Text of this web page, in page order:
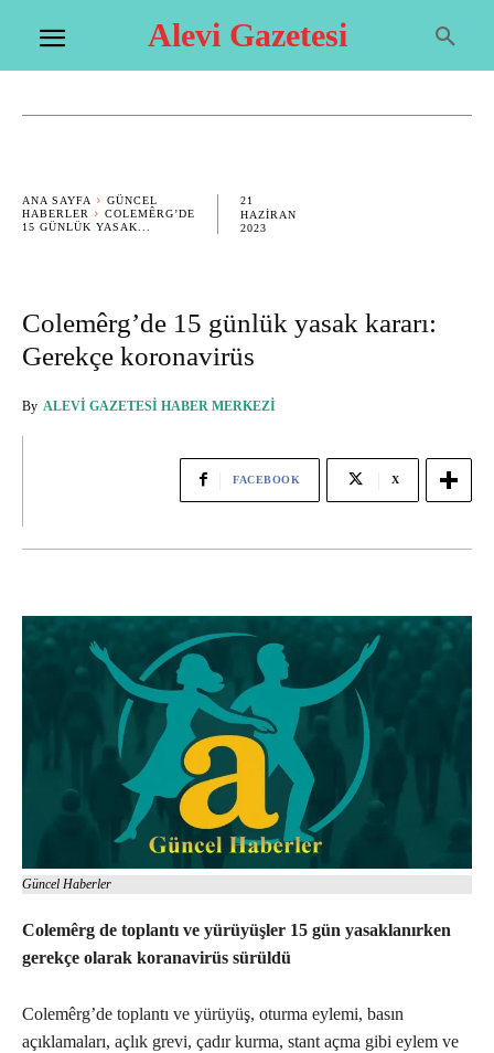
Alevi Gazetesi
ANA SAYFA
GÜNCEL
HABERLER
COLEMÊRG’DE
15 GÜNLÜK YASAK...
21
HAZIRAN
2023
Colemêrg’de 15 günlük yasak kararı:
Gerekçe koronavirüs
By ALEVI GAZETESI HABER MERKEZI
FACEBOOK X
Güncel Haberler
Colemêrg de toplantı ve yürüyüşler 15 gün yasaklanırken
gerekçe olarak koranavirüs sürüldü
Colemêrg’de toplantı ve yürüyüş, oturma eylemi, basın
açıklamaları, açlık grevi, çadır kurma, stant açma gibi eylem ve